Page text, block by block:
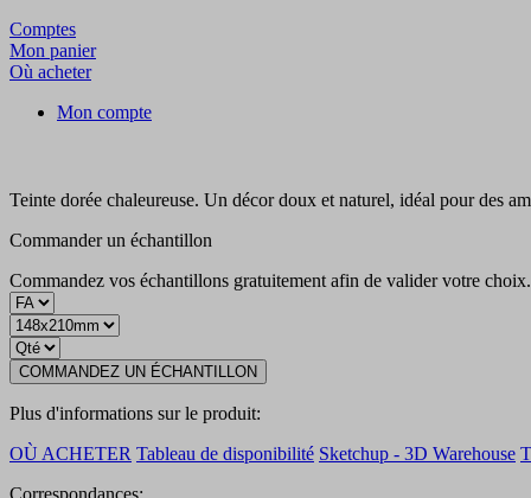
Comptes
Mon panier
Où acheter
Mon compte
Teinte dorée chaleureuse. Un décor doux et naturel, idéal pour des
Commander un échantillon
Commandez vos échantillons gratuitement afin de valider votre
COMMANDEZ UN ÉCHANTILLON
Plus d'informations sur le produit:
OÙ ACHETER Tableau de disponibilité Sketchup - 3D Warehouse
Correspondances: